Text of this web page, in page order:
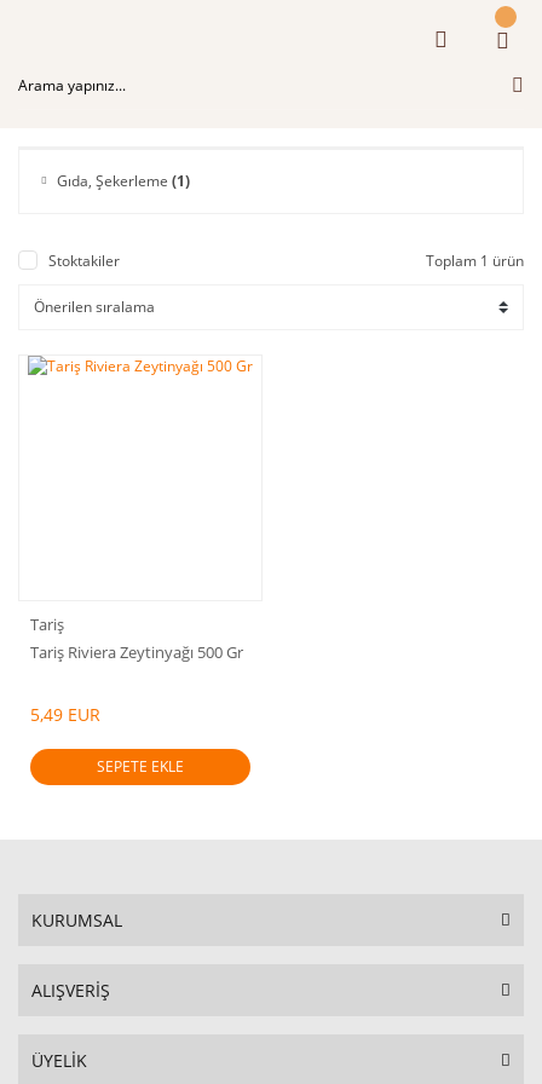
Gıda, Şekerleme (1)
Stoktakiler Toplam 1 ürün
Tariş
Tariş Riviera Zeytinyağı 500 Gr
5,49 EUR
SEPETE EKLE
KURUMSAL
ALIŞVERİŞ
ÜYELİK